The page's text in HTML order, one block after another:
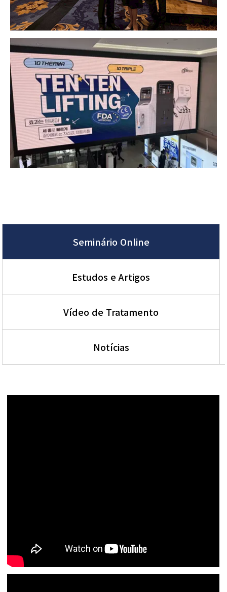
Seminário Online
Estudos e Artigos
Vídeo de Tratamento
Notícias